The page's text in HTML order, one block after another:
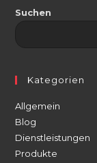
warum
Suchen
Kategorien
Allgemein
Blog
Dienstleistungen
Produkte